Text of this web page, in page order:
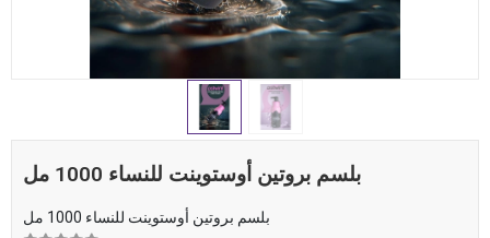
بلسم بروتين أوستوينت للنساء 1000 مل
بلسم بروتين أوستوينت للنساء 1000 مل